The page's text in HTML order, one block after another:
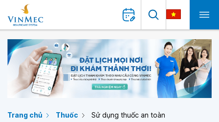
Trang chủ Thuốc Sử dụng thuốc an toàn